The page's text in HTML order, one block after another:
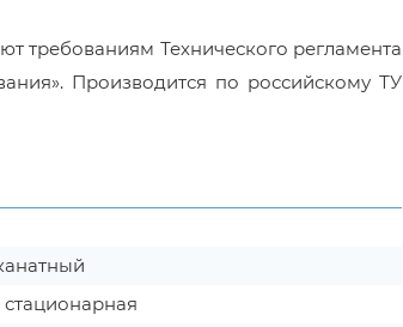
требованиям Технического регламента
Производится по российскому ТУ